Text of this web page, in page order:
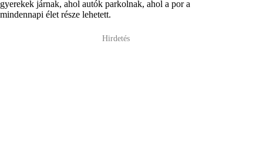
gyerekek járnak, ahol autók parkolnak, ahol a por a
mindennapi élet része lehetett.
Hirdetés